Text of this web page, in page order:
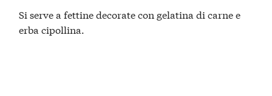
Si serve a fettine decorate con gelatina di carne e
erba cipollina.